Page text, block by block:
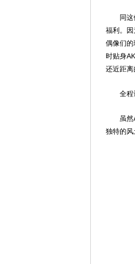
同这位
福利。因
偶像们
时贴身
还近距
全程记
虽然
独特的风